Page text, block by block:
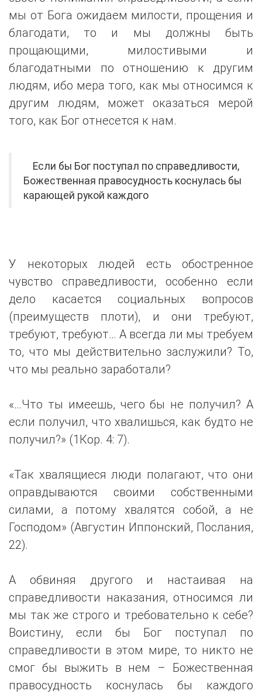
мы от Бога ожидаем милости, прощения и
благодати, то и мы должны быть
прощающими, милостивыми и
благодатными по отношению к другим
людям, ибо мера того, как мы относимся к
другим людям, может оказаться мерой
того, как Бог отнесется к нам.
Если бы Бог поступал по справедливости,
Божественная правосудность коснулась бы
карающей рукой каждого
У некоторых людей есть обостренное
чувство справедливости, особенно если
дело касается социальных вопросов
(преимуществ плоти), и они требуют,
требуют, требуют… А всегда ли мы требуем
то, что мы действительно заслужили? То,
что мы реально заработали?
«…Что ты имеешь, чего бы не получил? А
если получил, что хвалишься, как будто не
получил?» (1Кор. 4: 7).
«Так хвалящиеся люди полагают, что они
оправдываются своими собственными
силами, а потому хвалятся собой, а не
Господом» (Августин Иппонский, Послания,
22).
А обвиняя другого и настаивая на
справедливости наказания, относимся ли
мы так же строго и требовательно к себе?
Воистину, если бы Бог поступал по
справедливости в этом мире, то никто не
смог бы выжить в нем – Божественная
правосудность коснулась бы каждого